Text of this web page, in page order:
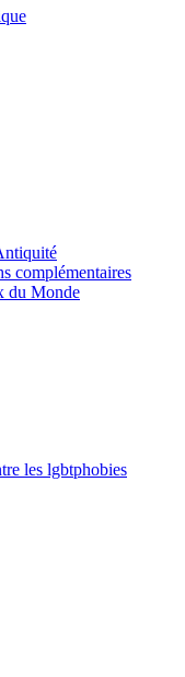
complémentaires
du Monde
les lgbtphobies